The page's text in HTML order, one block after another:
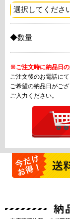
◆数量
※ご注文時に納品日
ご注文後のお電話に
ご希望の納品日がご
ご入力ください。